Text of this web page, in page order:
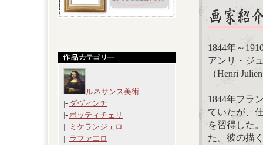
ルネサンス美術
|- ダヴィンチ
|- ボッティチェリ
|- ミケランジェロ
|- ラファエロ
1844年～
アンリ・ジ
（Henri
1844年フラ
ていたが、
を習得した
た。彼の描